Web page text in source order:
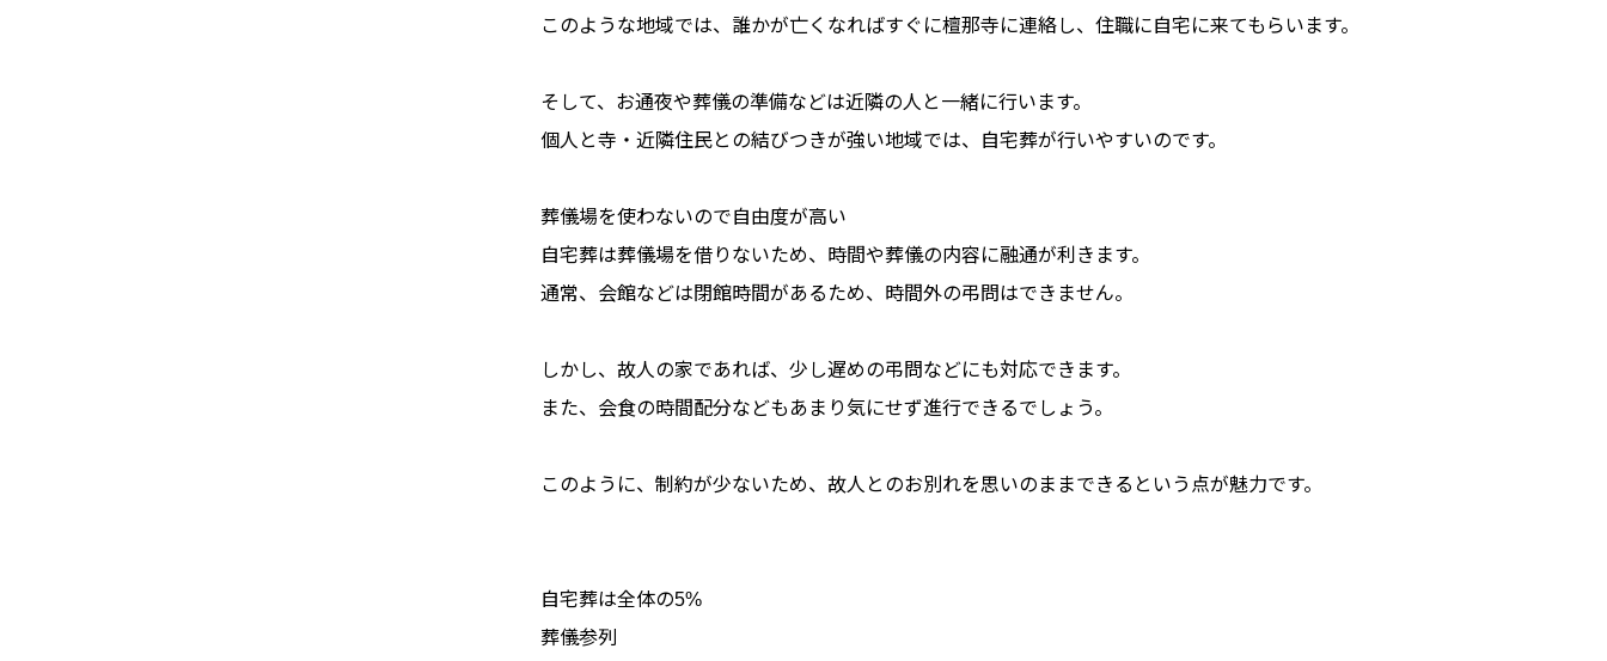
このような地域では、誰かが亡くなればすぐに檀那寺に連絡し、住職に自宅に来てもらいます。
そして、お通夜や葬儀の準備などは近隣の人と一緒に行います。
個人と寺・近隣住民との結びつきが強い地域では、自宅葬が行いやすいのです。
葬儀場を使わないので自由度が高い
自宅葬は葬儀場を借りないため、時間や葬儀の内容に融通が利きます。
通常、会館などは閉館時間があるため、時間外の弔問はできません。
しかし、故人の家であれば、少し遅めの弔問などにも対応できます。
また、会食の時間配分などもあまり気にせず進行できるでしょう。
このように、制約が少ないため、故人とのお別れを思いのままできるという点が魅力です。
自宅葬は全体の5%
葬儀参列